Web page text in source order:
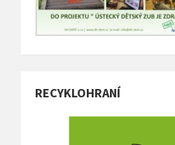
RECYKLOHRANÍ